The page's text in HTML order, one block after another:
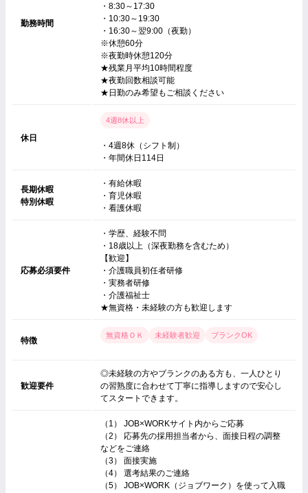
勤務時間
・8:30～17:30
・10:30～19:30
・16:30～翌9:00（夜勤）
※休憩60分
※夜勤時休憩120分
★残業月平均10時間程度
★夜勤回数相談可能
★日勤のみ希望もご相談ください
休日
4週8休以上
・4週8休（シフト制）
・年間休日114日
長期休暇
特別休暇
・有給休暇
・育児休暇
・看護休暇
応募必須要件
・学歴、経験不問
・18歳以上（深夜勤務を含むため）
【歓迎】
・介護職員初任者研修
・実務者研修
・介護福祉士
★無資格・未経験の方も歓迎します
特徴
無資格ＯＫ 未経験者歓迎 ブランクOK
歓迎要件
◎未経験の方やブランクのある方も、一人ひとり
の習熟度に合わせて丁寧に指導しますので安心し
てスタートできます。
（1） JOB×WORKサイト内からご応募
（2） 応募先の採用担当者から、面接日程の調整
などをご連絡
（3） 面接実施
（4） 選考結果のご連絡
（5） JOB×WORK（ジョブワーク）を使って入職